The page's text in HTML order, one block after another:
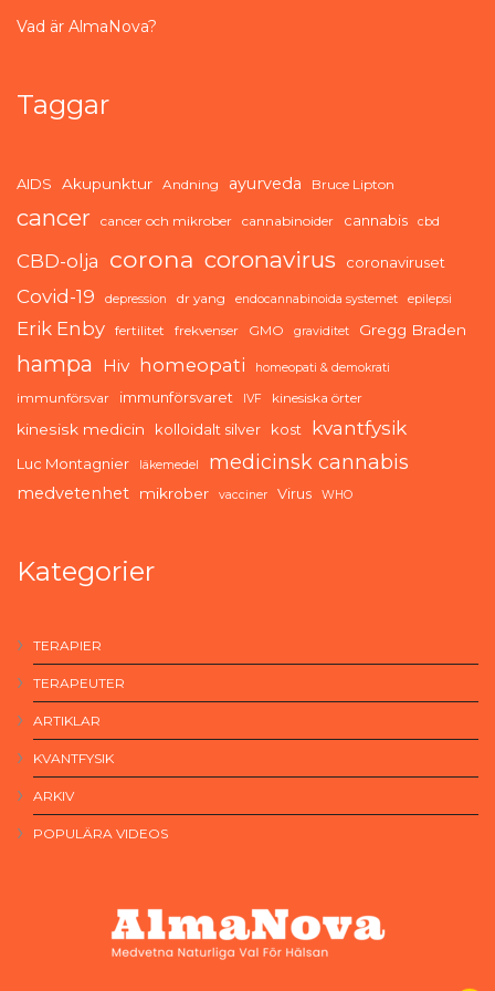
Vad är AlmaNova?
Taggar
AIDS Akupunktur Andning ayurveda Bruce Lipton
cancer cancer och mikrober cannabinoider cannabis cbd
CBD-olja corona coronavirus coronaviruset
Covid-19 depression dr yang endocannabinoida systemet epilepsi
Erik Enby fertilitet frekvenser GMO graviditet Gregg Braden
hampa Hiv homeopati homeopati & demokrati
immunförsvar immunförsvaret IVF kinesiska örter
kinesisk medicin kolloidalt silver kost kvantfysik
Luc Montagnier läkemedel medicinsk cannabis
medvetenhet mikrober vacciner Virus WHO
Kategorier
TERAPIER
TERAPEUTER
ARTIKLAR
KVANTFYSIK
ARKIV
POPULÄRA VIDEOS